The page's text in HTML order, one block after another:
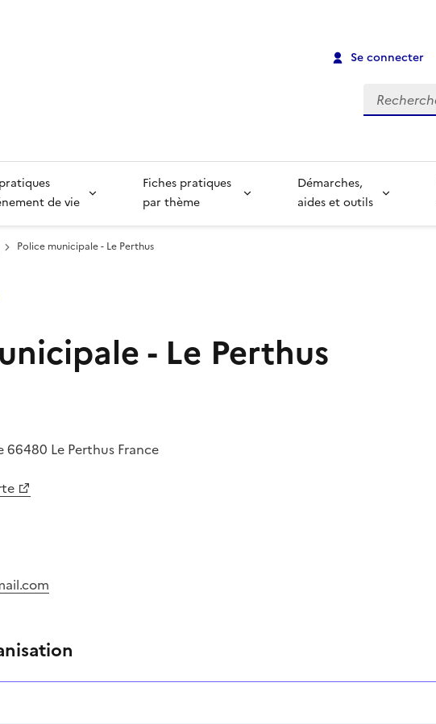
Se connecter
Recherche
de vie
Fiches pratiques
par thème
Démarches,
aides et outils
Police municipale - Le Perthus
- Le Perthus
66480 Le Perthus France